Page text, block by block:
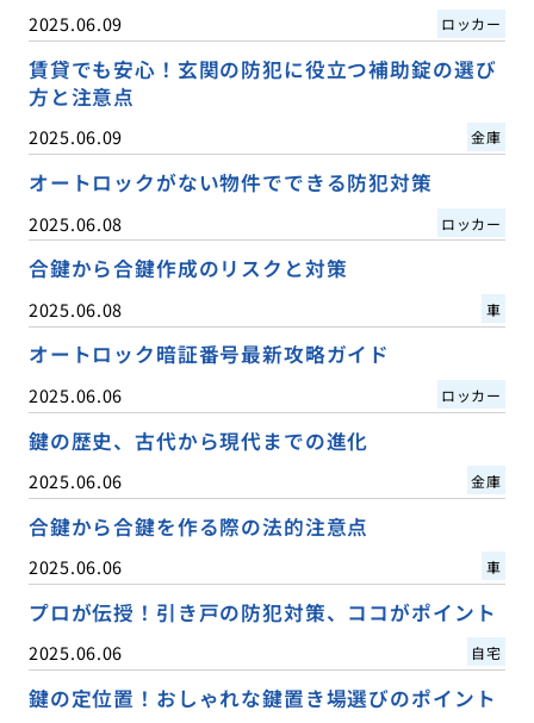
2025.06.09 ロッカー
賃貸でも安心！玄関の防犯に役立つ補助錠の選び
方と注意点
2025.06.09 金庫
オートロックがない物件でできる防犯対策
2025.06.08 ロッカー
合鍵から合鍵作成のリスクと対策
2025.06.08 車
オートロック暗証番号最新攻略ガイド
2025.06.06 ロッカー
鍵の歴史、古代から現代までの進化
2025.06.06 金庫
合鍵から合鍵を作る際の法的注意点
2025.06.06 車
プロが伝授！引き戸の防犯対策、ココがポイント
2025.06.06 自宅
鍵の定位置！おしゃれな鍵置き場選びのポイント